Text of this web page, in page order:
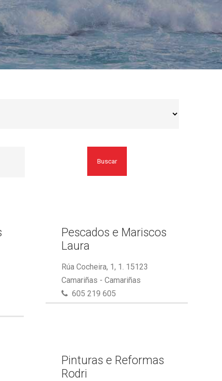
Buscar
Pescados e Mariscos
Laura
Rúa Cocheira, 1, 1. 15123
Camariñas - Camariñas
605 219 605
Pinturas e Reformas
Rodri